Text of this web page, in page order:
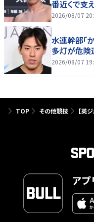
番近くで支
家庭を築い
2026/08/07
水連幹部「
多灯が危
2026/08/07
TOP その他競技 【英
アプ